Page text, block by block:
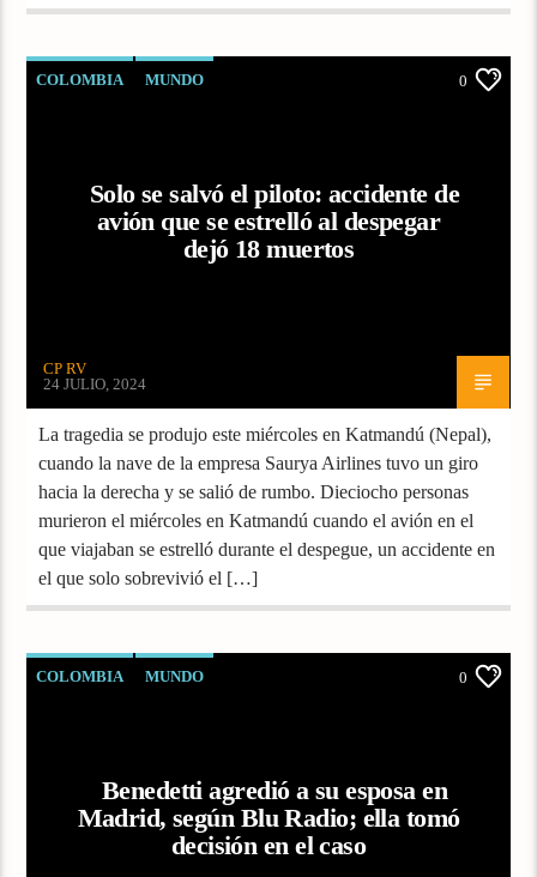
COLOMBIA MUNDO 0
Solo se salvó el piloto: accidente de
avión que se estrelló al despegar
dejó 18 muertos
CP RV
24 JULIO, 2024
La tragedia se produjo este miércoles en Katmandú (Nepal),
cuando la nave de la empresa Saurya Airlines tuvo un giro
hacia la derecha y se salió de rumbo. Dieciocho personas
murieron el miércoles en Katmandú cuando el avión en el
que viajaban se estrelló durante el despegue, un accidente en
el que solo sobrevivió el […]
COLOMBIA MUNDO 0
Benedetti agredió a su esposa en
Madrid, según Blu Radio; ella tomó
decisión en el caso